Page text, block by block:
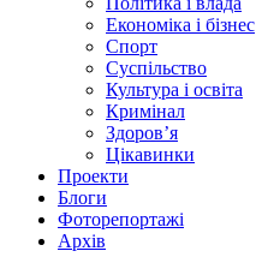
Економіка і бізнес
Спорт
Суспільство
Культура і освіта
Кримінал
Здоров’я
Цікавинки
Проекти
Блоги
Фоторепортажі
Архів